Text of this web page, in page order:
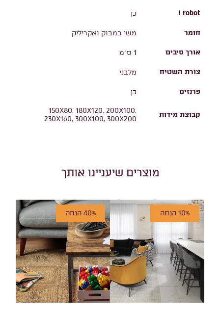
i robot כן
חומר משי במבוק ואקריליק
אורך סיבים 1 ס"מ
צורת השטיח מלבני
פרנזים כן
קבוצת מידות
150X80, 180X120, 200X100,
230X160, 300X100, 300X200
מוצרים שיעניינו אותך
10% הנחה 40% הנחה